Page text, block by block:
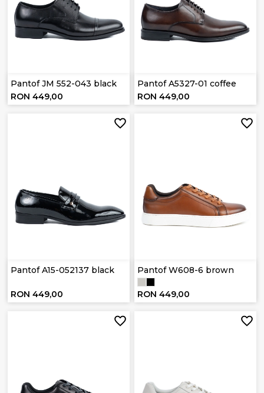
Pantof JM 552-043 black
RON 449,00
Pantof A5327-01 coffee
RON 449,00
Pantof A15-052137 black
RON 449,00
Pantof W608-6 brown
RON 449,00